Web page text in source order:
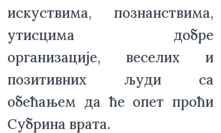
искуствима, познанствима,
утисцима добре
организације, веселих и
позитивних људи са
обећањем да ће опет проћи
Субрина врата.